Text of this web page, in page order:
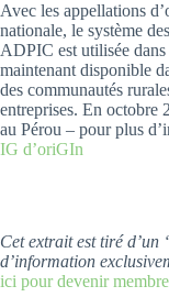
Avec les appellations
nationale, le système
ADPIC est utilisée
maintenant disponible
des communautés
entreprises. En octobre
au Pérou – pour plus
IG d’oriGIn
Cet extrait est tiré
d’information
ici pour devenir membre